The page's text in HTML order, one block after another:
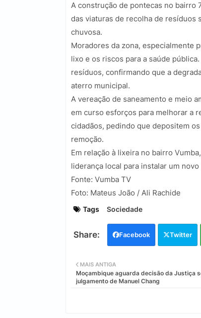
A construção de pontecas no bairro
das viaturas de recolha de resíduos
chuvosa.
Moradores da zona, especialmente
lixo e os riscos para a saúde
resíduos, confirmando que a
aterro municipal.
A vereação de saneamento e meio
em curso esforços para melhorar a
cidadãos, pedindo que depositem
remoção.
Em relação à lixeira no bairro
liderança local para instalar um
Fonte: Vumba TV
Foto: Mateus João / Ali Rachide
Tags Sociedade
Facebook Twitter
MAIS ANTIGA
Moçambique aguarda decisão da Justiça
julgamento de Manuel Chang